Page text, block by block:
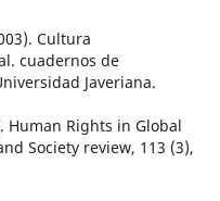
Cultura
cuadernos de
Javeriana.
Human Rights in Global
Society review, 113 (3),